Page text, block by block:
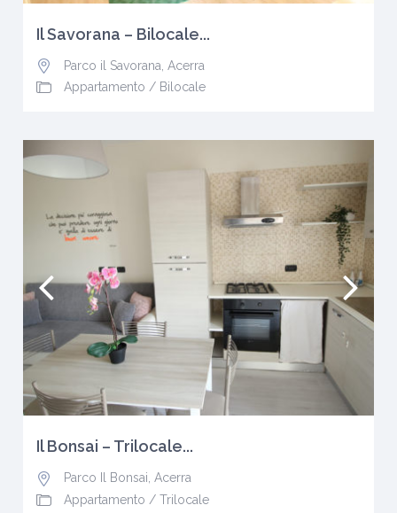
Il Savorana – Bilocale...
Parco il Savorana Acerra
Appartamento / Bilocale
Il Bonsai – Trilocale...
Parco Il Bonsai, Acerra
Appartamento / Trilocale